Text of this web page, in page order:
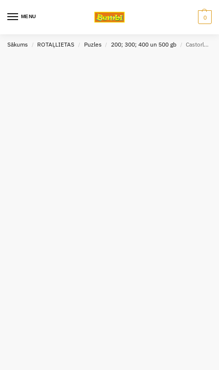
MENU 0
Sākums / ROTAĻLIETAS / Puzles / 200; 300; 400 un 500 gb / Castorland puzle Kaķēni krūzē 500 gb